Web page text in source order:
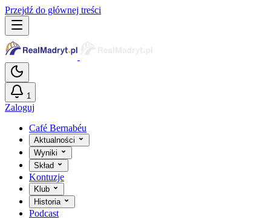
Przejdź do głównej treści
1
Zaloguj
Café Bernabéu
Aktualności
Wyniki
Skład
Kontuzje
Klub
Historia
Podcast